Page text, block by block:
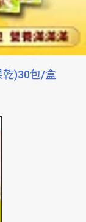
乾)30包/盒